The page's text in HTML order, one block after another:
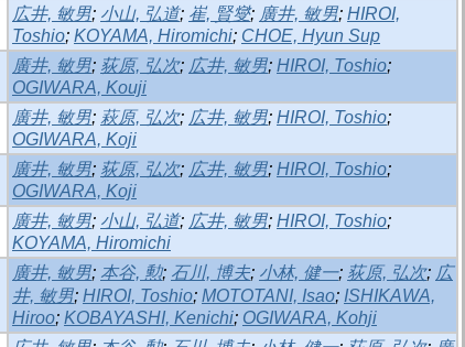
広井, 敏男; 小山, 弘道; 崔, 賢燮; 廣井, 敏男; HIROI,
Toshio; KOYAMA, Hiromichi; CHOE, Hyun Sup
廣井, 敏男; 荻原, 弘次; 広井, 敏男; HIROI, Toshio;
OGIWARA, Kouji
廣井, 敏男; 萩原, 弘次; 広井, 敏男; HIROI, Toshio;
OGIWARA, Koji
廣井, 敏男; 荻原, 弘次; 広井, 敏男; HIROI, Toshio;
OGIWARA, Koji
廣井, 敏男; 小山, 弘道; 広井, 敏男; HIROI, Toshio;
KOYAMA, Hiromichi
廣井, 敏男; 本谷, 勲; 石川, 博夫; 小林, 健一; 荻原, 弘次; 広
井, 敏男; HIROI, Toshio; MOTOTANI, Isao; ISHIKAWA,
Hiroo; KOBAYASHI, Kenichi; OGIWARA, Kohji